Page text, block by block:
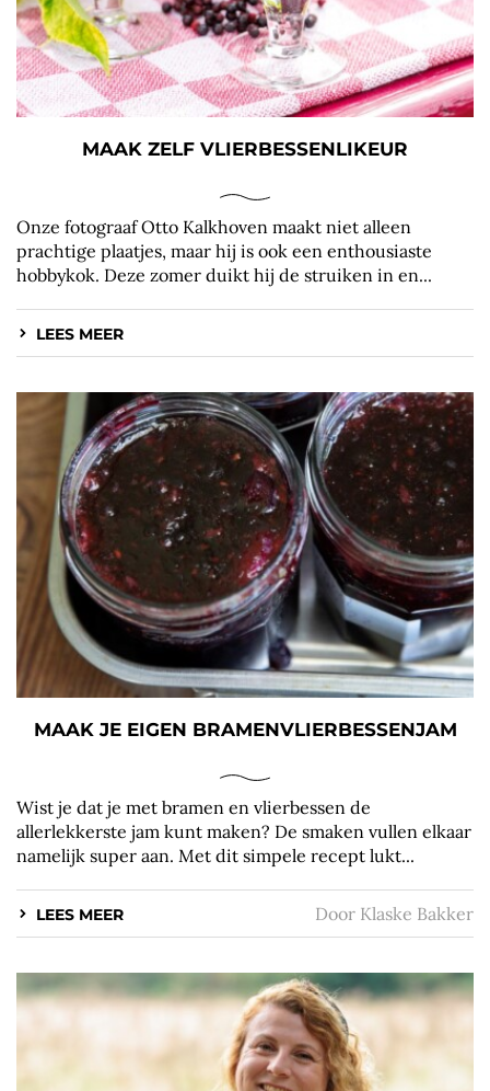
MAAK ZELF VLIERBESSENLIKEUR
Onze fotograaf Otto Kalkhoven maakt niet alleen
prachtige plaatjes, maar hij is ook een enthousiaste
hobbykok. Deze zomer duikt hij de struiken in en...
LEES MEER
MAAK JE EIGEN BRAMENVLIERBESSENJAM
Wist je dat je met bramen en vlierbessen de
allerlekkerste jam kunt maken? De smaken vullen elkaar
namelijk super aan. Met dit simpele recept lukt...
LEES MEER Door Klaske Bakker